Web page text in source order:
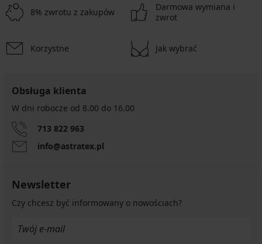
8% zwrotu z zakupów
Darmowa wymiana i
zwrot
Korzystne Jak wybrać
Obsługa klienta
W dni robocze od 8.00 do 16.00
713 822 963
info@astratex.pl
Newsletter
Czy chcesz być informowany o nowościach?